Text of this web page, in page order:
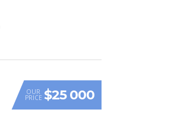
OUR
PRICE $25 000